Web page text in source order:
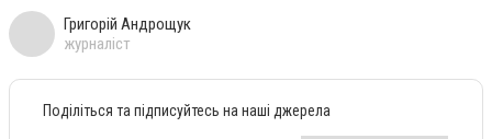
Григорій Андрощук
журналіст
Поділіться та підписуйтесь на наші джерела